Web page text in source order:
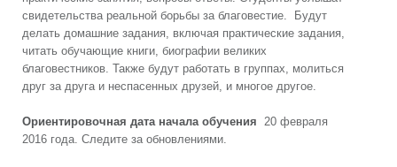
свидетельства реальной борьбы за благовестие. Будут
делать домашние задания, включая практические задания,
читать обучающие книги, биографии великих
благовестников. Также будут работать в группах, молиться
друг за друга и неспасенных друзей, и многое другое.
Ориентировочная дата начала обучения 20 февраля
2016 года. Следите за обновлениями.